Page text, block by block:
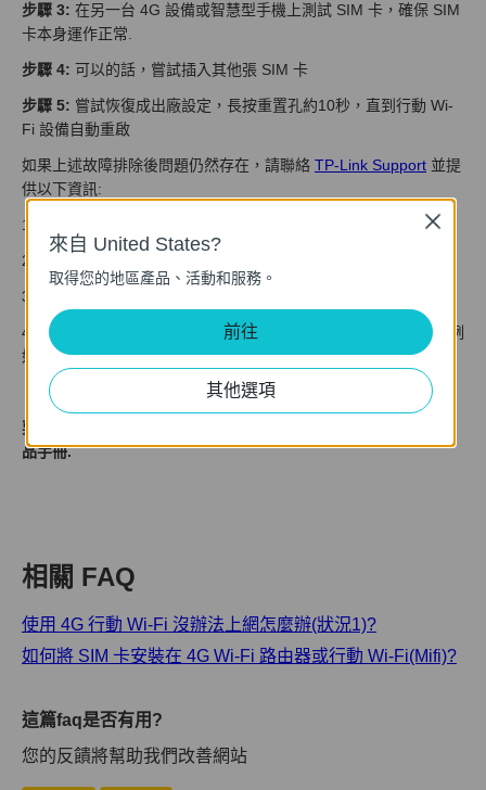
步驟 3: 在另一台 4G 設備或智慧型手機上測試 SIM 卡，確保 SIM
卡本身運作正常.
步驟 4: 可以的話，嘗試插入其他張 SIM 卡
步驟 5: 嘗試恢復成出廠設定，長按重置孔約10秒，直到行動 Wi-
Fi 設備自動重啟
如果上述故障排除後問題仍然存在，請聯絡 TP-Link Support 並提
供以下資訊:
1. 設備型號、硬體和韌體版本
2. 您試過的故障排除步驟及結果
3. 系統日誌檔案保存在 進階->設備-> 系統日誌 頁面
4. 您在何時與何地購買的？之前運作正常嗎？它是如何發生的，例
如像是在韌體更新之後等等
要了解每個功能和設定的更多詳細資訊，請前往
品手冊.
相關 FAQ
使用 4G 行動 Wi-Fi 沒辦法上網怎麼辦(狀況1)?
如何將 SIM 卡安裝在 4G Wi-Fi 路由器或行動 Wi-Fi(Mifi)?
這篇faq是否有用?
您的反饋將幫助我們改善網站
來自 United States?
取得您的地區產品、活動和服務。
前往
其他選項
Close